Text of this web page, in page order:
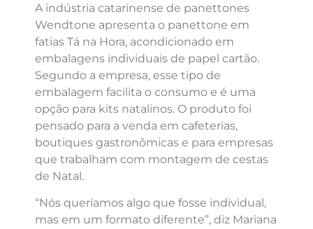
A indústria catarinense de panettones
Wendtone apresenta o panettone em
fatias Tá na Hora, acondicionado em
embalagens individuais de papel cartão.
Segundo a empresa, esse tipo de
embalagem facilita o consumo e é uma
opção para kits natalinos. O produto foi
pensado para a venda em cafeterias,
boutiques gastronômicas e para empresas
que trabalham com montagem de cestas
de Natal.
“Nós queríamos algo que fosse individual,
mas em um formato diferente”, diz Mariana